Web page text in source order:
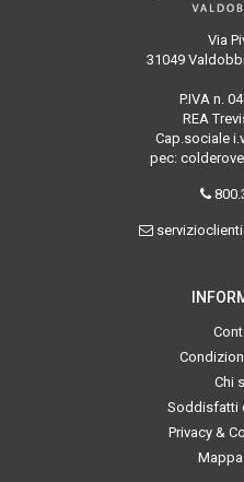
Via
31049
P.IVA n.
REA
Cap.sociale
pec:
Chi
Soddisfatti
Privacy &